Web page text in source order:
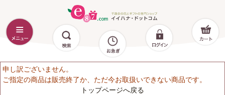
申し訳ございません。
ご指定の商品は販売終了か、ただ今お取扱いできない商品です。
トップページへ戻る